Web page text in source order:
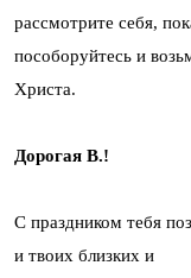
рассмотрите себя,
пособоруйтесь и
Христа.
Дорогая В.!
С праздником тебя
и твоих близких и